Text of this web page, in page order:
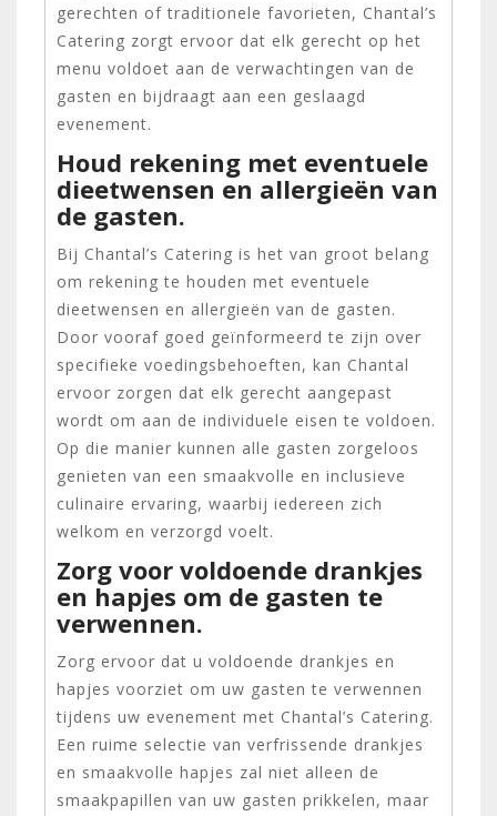
gerechten of traditionele favorieten, Chantal’s
Catering zorgt ervoor dat elk gerecht op het
menu voldoet aan de verwachtingen van de
gasten en bijdraagt aan een geslaagd
evenement.
Houd rekening met eventuele
dieetwensen en allergieën van
de gasten.
Bij Chantal’s Catering is het van groot belang
om rekening te houden met eventuele
dieetwensen en allergieën van de gasten.
Door vooraf goed geïnformeerd te zijn over
specifieke voedingsbehoeften, kan Chantal
ervoor zorgen dat elk gerecht aangepast
wordt om aan de individuele eisen te voldoen.
Op die manier kunnen alle gasten zorgeloos
genieten van een smaakvolle en inclusieve
culinaire ervaring, waarbij iedereen zich
welkom en verzorgd voelt.
Zorg voor voldoende drankjes
en hapjes om de gasten te
verwennen.
Zorg ervoor dat u voldoende drankjes en
hapjes voorziet om uw gasten te verwennen
tijdens uw evenement met Chantal’s Catering.
Een ruime selectie van verfrissende drankjes
en smaakvolle hapjes zal niet alleen de
smaakpapillen van uw gasten prikkelen, maar